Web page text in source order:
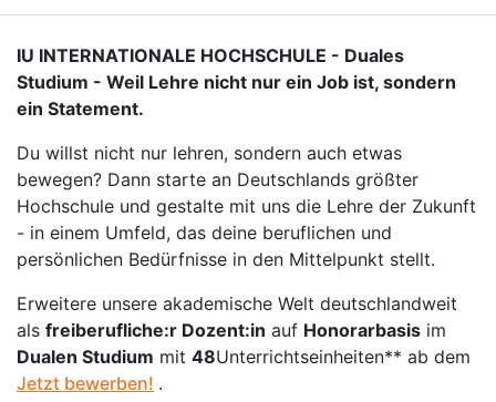
IU INTERNATIONALE HOCHSCHULE - Duales
Studium - Weil Lehre nicht nur ein Job ist, sondern
ein Statement.
Du willst nicht nur lehren, sondern auch etwas
bewegen? Dann starte an Deutschlands größter
Hochschule und gestalte mit uns die Lehre der Zukunft
- in einem Umfeld, das deine beruflichen und
persönlichen Bedürfnisse in den Mittelpunkt stellt.
Erweitere unsere akademische Welt deutschlandweit
als freiberufliche:r Dozent:in auf Honorarbasis im
Dualen Studium mit 48Unterrichtseinheiten** ab dem
Jetzt bewerben! .